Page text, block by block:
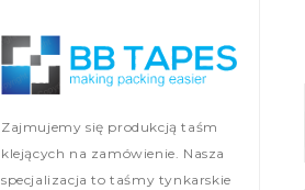
Zajmujemy się produkcją taśm
klejących na zamówienie. Nasza
specjalizacja to taśmy tynkarskie